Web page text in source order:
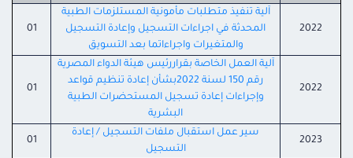
2022
آلية تنفيذ متطلبات مأمونية المستلزمات الطبية
المحدثة في اجراءات التسجيل وإعادة التسجيل
والمتغيرات واجراءاتما بعد التسويق
01
2022
آلية العمل الخاصة بقراررئيس هيئة الدواء المصرية
رقم 150 لسنة 2022بشأن إعادة تنظيم قواعد
وإجراءات إعادة تسجيل المستحضرات الطبية
البشرية
01
2023
سير عمل استقبال ملفات التسجيل / إعادة
التسجيل
01